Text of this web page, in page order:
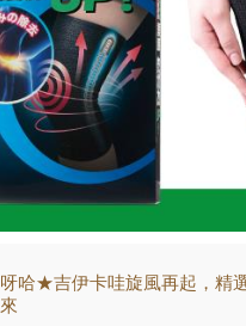
呀哈★吉伊卡哇旋風再起，精
來